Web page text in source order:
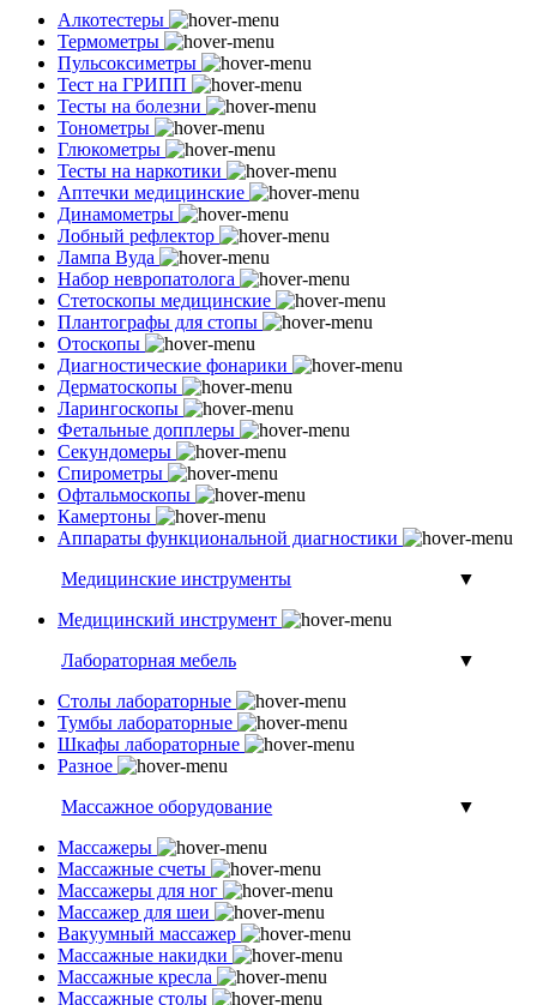
Алкотестеры
Термометры
Пульсоксиметры
Тест на ГРИПП
Тесты на болезни
Тонометры
Глюкометры
Тесты на наркотики
Аптечки медицинские
Динамометры
Лобный рефлектор
Лампа Вуда
Набор невропатолога
Стетоскопы медицинские
Плантографы для стопы
Отоскопы
Диагностические фонарики
Дерматоскопы
Ларингоскопы
Фетальные допплеры
Секундомеры
Спирометры
Офтальмоскопы
Камертоны
Аппараты функциональной диагностики
Медицинские инструменты
▼
Медицинский инструмент
Лабораторная мебель
▼
Столы лабораторные
Тумбы лабораторные
Шкафы лабораторные
Разное
Массажное оборудование
▼
Массажеры
Массажные счеты
Массажеры для ног
Массажер для шеи
Вакуумный массажер
Массажные накидки
Массажные кресла
Массажные столы